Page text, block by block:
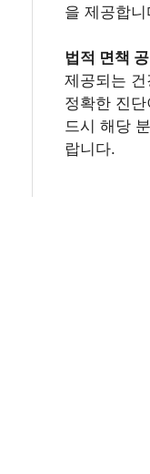
을 제공합니
법적 면책
제공되는
정확한 진
드시 해당
랍니다.